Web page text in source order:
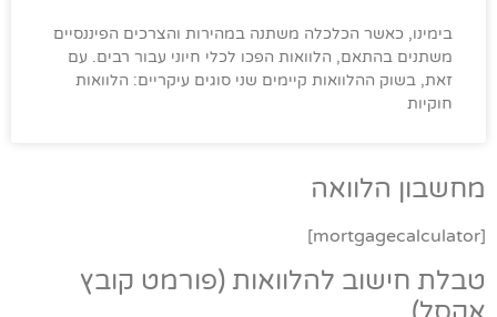
בימינו, כאשר הכלכלה משתנה במהירות והצרכים הפיננסיים
משתנים בהתאם, הלוואות הפכו לכלי חיוני עבור רבים. עם
זאת, בשוק ההלוואות קיימים שני סוגים עיקריים: הלוואות
חוקיות
מחשבון הלוואה
[mortgagecalculator]
טבלת חישוב להלוואות (פורמט קובץ